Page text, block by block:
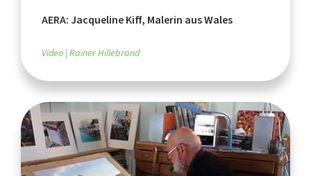
AERA: Jacqueline Kiff, Malerin aus Wales
Video Rainer Hillebrand